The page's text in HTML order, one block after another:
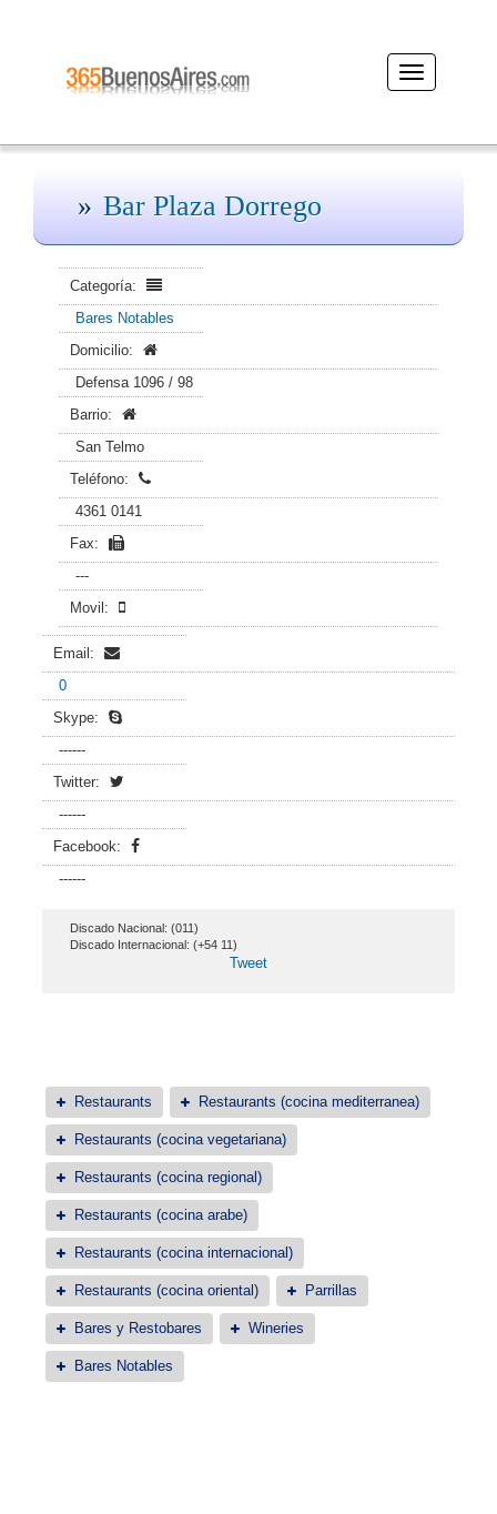
Desplegar
navegación
Bar Plaza Dorrego
Categoría:
Bares Notables
Domicilio:
Defensa 1096 / 98
Barrio:
San Telmo
Teléfono:
4361 0141
Fax:
---
Movil:
Email:
0
Skype:
------
Twitter:
------
Facebook:
------
Discado Nacional: (011)
Discado Internacional: (+54 11)
Tweet
Restaurants Restaurants (cocina mediterranea)
Restaurants (cocina vegetariana)
Restaurants (cocina regional)
Restaurants (cocina arabe)
Restaurants (cocina internacional)
Restaurants (cocina oriental) Parrillas
Bares y Restobares Wineries
Bares Notables